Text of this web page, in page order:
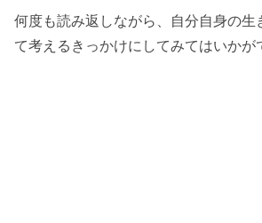
何度も読み返しながら、自分自身の生
て考えるきっかけにしてみてはいかが